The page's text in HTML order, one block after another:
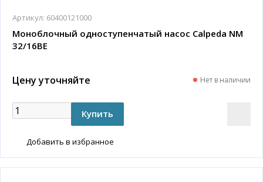
Артикул: 60400121000
Моноблочный одноступенчатый насос Calpeda NM
32/16BE
Цену уточняйте Нет в наличии
Добавить в избранное